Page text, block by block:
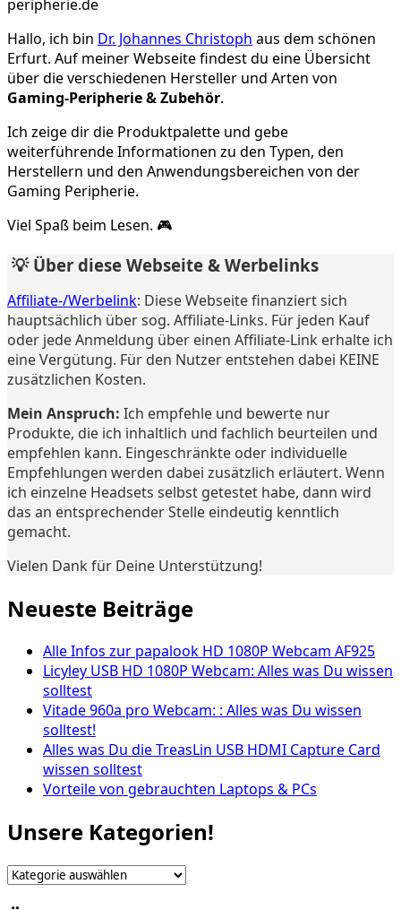
Hallo, ich bin Dr. Johannes Christoph aus dem schönen
Erfurt. Auf meiner Webseite findest du eine Übersicht
über die verschiedenen Hersteller und Arten von
Gaming-Peripherie & Zubehör.
Ich zeige dir die Produktpalette und gebe
weiterführende Informationen zu den Typen, den
Herstellern und den Anwendungsbereichen von der
Gaming Peripherie.
Viel Spaß beim Lesen. 🎮
💡 Über diese Webseite & Werbelinks
Affiliate-/Werbelink: Diese Webseite finanziert sich
hauptsächlich über sog. Affiliate-Links. Für jeden Kauf
oder jede Anmeldung über einen Affiliate-Link erhalte ich
eine Vergütung. Für den Nutzer entstehen dabei KEINE
zusätzlichen Kosten.
Mein Anspruch: Ich empfehle und bewerte nur
Produkte, die ich inhaltlich und fachlich beurteilen und
empfehlen kann. Eingeschränkte oder individuelle
Empfehlungen werden dabei zusätzlich erläutert. Wenn
ich einzelne Headsets selbst getestet habe, dann wird
das an entsprechender Stelle eindeutig kenntlich
gemacht.
Vielen Dank für Deine Unterstützung!
Neueste Beiträge
Alle Infos zur papalook HD 1080P Webcam AF925
Licyley USB HD 1080P Webcam: Alles was Du wissen
solltest
Vitade 960a pro Webcam: : Alles was Du wissen
solltest!
Alles was Du die TreasLin USB HDMI Capture Card
wissen solltest
Vorteile von gebrauchten Laptops & PCs
Unsere Kategorien!
Unsere